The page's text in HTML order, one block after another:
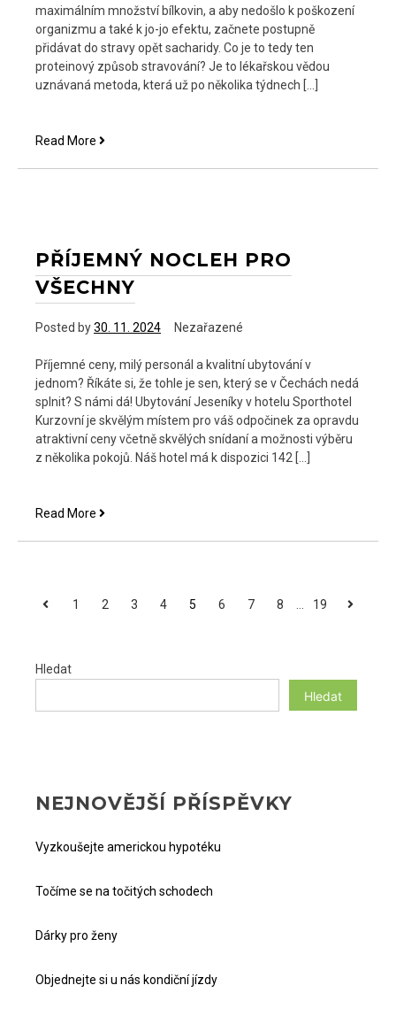
maximálním množství bílkovin, a aby nedošlo k poškození
organizmu a také k jo-jo efektu, začnete postupně
přidávat do stravy opět sacharidy. Co je to tedy ten
proteinový způsob stravování? Je to lékařskou vědou
uznávaná metoda, která už po několika týdnech […]
Read More Bílkovinná?
PŘÍJEMNÝ NOCLEH PRO
VŠECHNY
Posted by30. 11. 2024 Nezařazené
Příjemné ceny, milý personál a kvalitní ubytování v
jednom? Říkáte si, že tohle je sen, který se v Čechách nedá
splnit? S námi dá! Ubytování Jeseníky v hotelu Sporthotel
Kurzovní je skvělým místem pro váš odpočinek za opravdu
atraktivní ceny včetně skvělých snídaní a možnosti výběru
z několika pokojů. Náš hotel má k dispozici 142 […]
Read More Příjemný
STRÁNKOVÁNÍ
Previous
1 2 3 4 5 6 7 8 … 19 Next
Hledat
Hledat
NEJNOVĚJŠÍ PŘÍSPĚVKY
Vyzkoušejte americkou hypotéku
Točíme se na točitých schodech
Dárky pro ženy
Objednejte si u nás kondiční jízdy